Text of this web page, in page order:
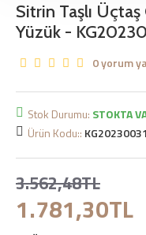
Sitrin Taşlı
Yüzük -
0 yorum
1.781,30TL
3.562,48TL
Stok Durumu: STOKTA
Ürün Kodu:: KG20230031